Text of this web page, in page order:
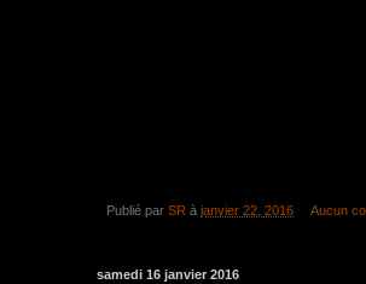
Publié par SR à janvier 22, 2016 Aucun
samedi 16 janvier 2016